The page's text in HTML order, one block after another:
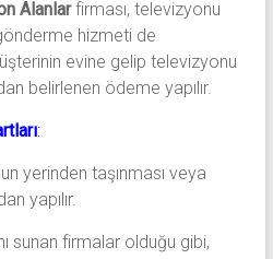
Alanlarfirması, televizyonu
hizmeti de
evine gelip televizyonu
belirlenen ödeme yapılır.
:
yerinden taşınması veya
yapılır.
sunan firmalar olduğu gibi,